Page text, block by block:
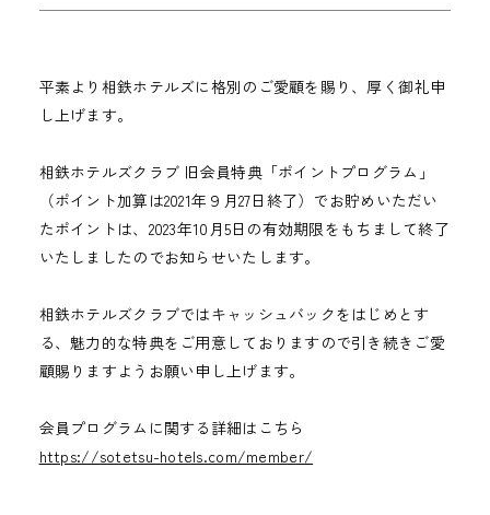
0
6
日
平素より相鉄ホテルズに格別のご愛顧を賜り、厚く御礼申
し上げます。
相鉄ホテルズクラブ 旧会員特典「ポイントプログラム」
（ポイント加算は2021年９月27日終了）でお貯めいただい
たポイントは、2023年10月5日の有効期限をもちまして終了
いたしましたのでお知らせいたします。
相鉄ホテルズクラブではキャッシュバックをはじめとす
る、魅力的な特典をご用意しておりますので引き続きご愛
顧賜りますようお願い申し上げます。
会員プログラムに関する詳細はこちら
https://sotetsu-hotels.com/member/